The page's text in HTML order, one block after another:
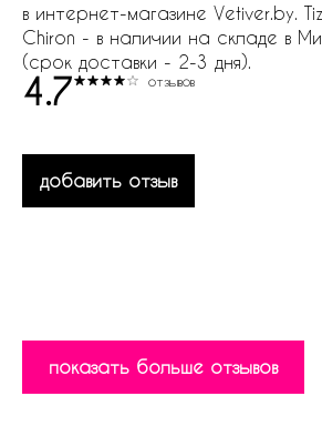
в интернет-магазине Vetiver.by.
Chiron - в наличии на складе в
(срок доставки - 2-3 дня).
4.7 отзывов
добавить отзыв
показать больше отзывов